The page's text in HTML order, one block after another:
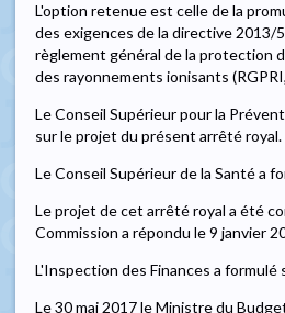
L'option retenue est celle de la
des exigences de la directive 2013/
règlement général de la protection
des rayonnements ionisants
Le Conseil Supérieur pour la
sur le projet du présent arrêté royal.
Le Conseil Supérieur de la Santé a
Le projet de cet arrêté royal a été
Commission a répondu le 9 janvier
L'Inspection des Finances a formulé
Le 30 mai 2017 le Ministre du